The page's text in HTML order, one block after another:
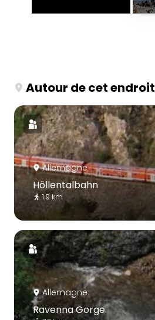
Autour de cet endroit
Allemagne
Höllentalbahn
1.9 km
Allemagne
Ravenna Gorge